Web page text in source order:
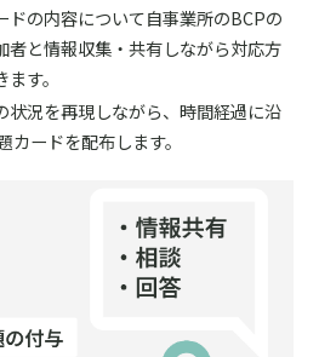
ドの内容について自事業所のBCPの
者と情報収集・共有しながら対応方
す。
状況を再現しながら、時間経過に沿
カードを配布します。